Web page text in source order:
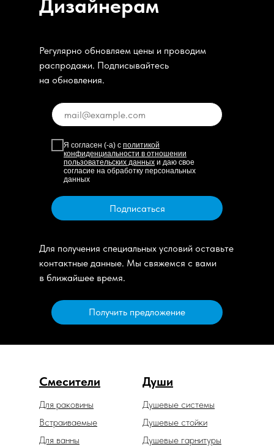
Дизайнерам
Регулярно обновляем цены и проводим
распродажи. Подписывайтесь
на обновления.
Я согласен (-а) с политикой
конфиденциальности в отношении
пользовательских данных и даю свое
согласие на обработку персональных
данных
Подписаться
Для получения специальных условий оставьте
контактные данные. Мы свяжемся с вами
в ближайшее время.
Получить предложение
Смесители Души
Душевые гарнитуры
Душевые системы
Встраиваемые
Для ванны
Для раковины
Душевые стойки